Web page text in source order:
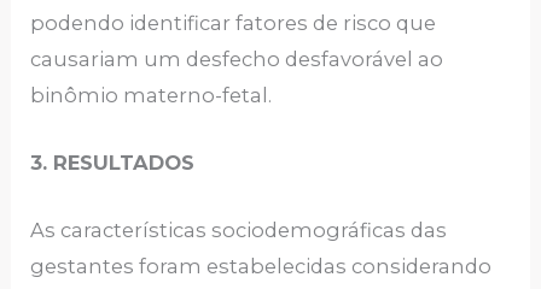
podendo identificar fatores de risco que
causariam um desfecho desfavorável ao
binômio materno-fetal.
3. RESULTADOS
As características sociodemográficas das
gestantes foram estabelecidas considerando